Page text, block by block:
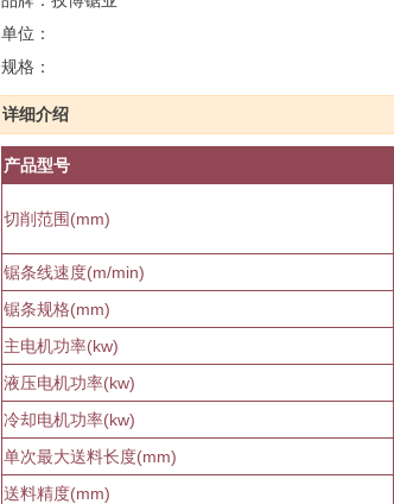
单位：
规格：
详细介绍
产品型号
切削范围(mm)
锯条线速度(m/min)
锯条规格(mm)
主电机功率(kw)
液压电机功率(kw)
冷却电机功率(kw)
单次最大送料长度(mm)
送料精度(mm)